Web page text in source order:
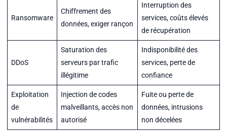
Ransomware
Chiffrement des
données, exiger rançon
Interruption des
services, coûts élevés
de récupération
DDoS
Saturation des
serveurs par trafic
illégitime
Indisponibilité des
services, perte de
confiance
Exploitation
de
vulnérabilités
Injection de codes
malveillants, accès non
autorisé
Fuite ou perte de
données, intrusions
non décelées